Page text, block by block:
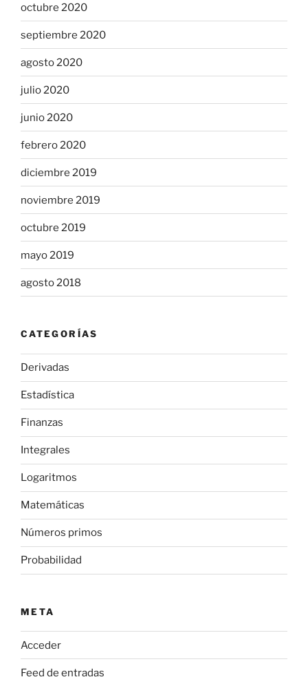
octubre 2020
septiembre 2020
agosto 2020
julio 2020
junio 2020
febrero 2020
diciembre 2019
noviembre 2019
octubre 2019
mayo 2019
agosto 2018
CATEGORÍAS
Derivadas
Estadística
Finanzas
Integrales
Logaritmos
Matemáticas
Números primos
Probabilidad
META
Acceder
Feed de entradas